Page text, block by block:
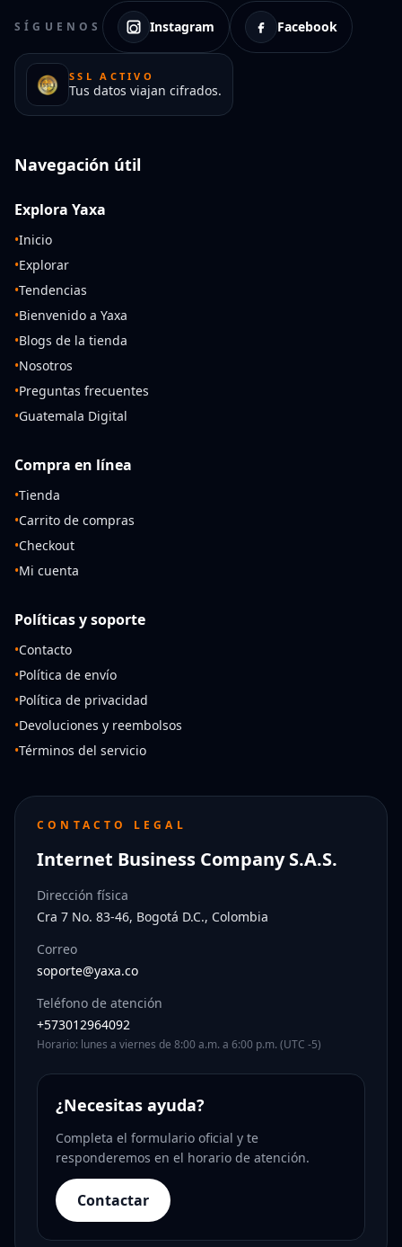
SÍGUENOS Instagram Facebook
SSL ACTIVO
Tus datos viajan cifrados.
Navegación útil
Explora Yaxa
•Inicio
•Explorar
•Tendencias
•Bienvenido a Yaxa
•Blogs de la tienda
•Nosotros
•Preguntas frecuentes
•Guatemala Digital
Compra en línea
•Tienda
•Carrito de compras
•Checkout
•Mi cuenta
Políticas y soporte
•Contacto
•Política de envío
•Política de privacidad
•Devoluciones y reembolsos
•Términos del servicio
CONTACTO LEGAL
Internet Business Company S.A.S.
Dirección física
Cra 7 No. 83-46, Bogotá D.C., Colombia
Correo
soporte@yaxa.co
Teléfono de atención
+573012964092
Horario: lunes a viernes de 8:00 a.m. a 6:00 p.m. (UTC -5)
¿Necesitas ayuda?
Completa el formulario oficial y te
responderemos en el horario de atención.
Contactar